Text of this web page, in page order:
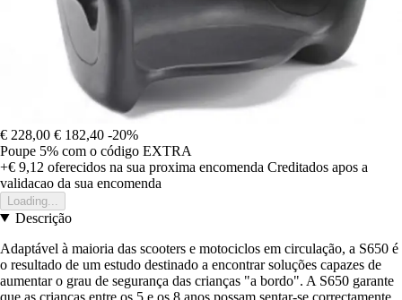
€ 228,00 € 182,40 -20%
Poupe 5% com o código EXTRA
+€ 9,12 oferecidos na sua proxima encomenda Creditados apos a
validacao da sua encomenda
Loading...
Descrição
Adaptável à maioria das scooters e motociclos em circulação, a S650 é
o resultado de um estudo destinado a encontrar soluções capazes de
aumentar o grau de segurança das crianças "a bordo". A S650 garante
que as crianças entre os 5 e os 8 anos possam sentar-se correctamente